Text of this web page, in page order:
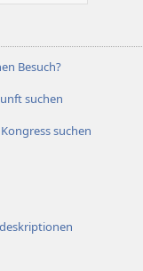
Besuch?
suchen
suchen